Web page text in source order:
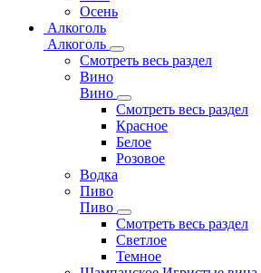
Осень
Алкоголь
Алкоголь
Смотреть весь раздел
Вино
Вино
Смотреть весь раздел
Красное
Белое
Розовое
Водка
Пиво
Пиво
Смотреть весь раздел
Cветлое
Темное